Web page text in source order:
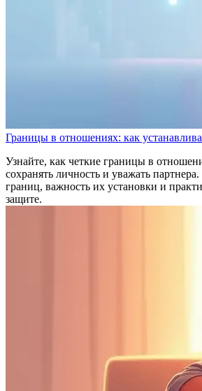
Границы в отношениях: как
Узнайте, как четкие границы в
сохранять личность и уважать
границ, важность их установки и
защите.